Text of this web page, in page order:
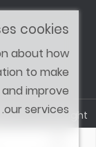
Co., Ltd. All Right
SHOPAII
cookies
about how
to make
improve
our services.